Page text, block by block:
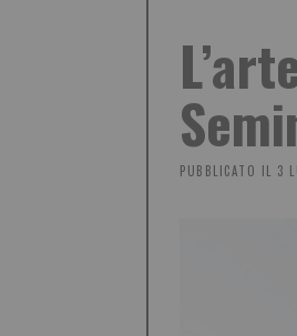
PUBBLICATO IL 3